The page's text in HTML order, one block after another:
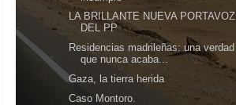
LA BRILLANTE NUEVA PORTAVOZ
DEL PP
Residencias madrileñas: una verdad
que nunca acaba...
Gaza, la tierra herida
Caso Montoro.